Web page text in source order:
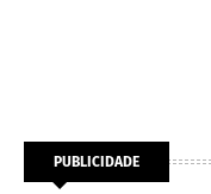
PUBLICIDADE